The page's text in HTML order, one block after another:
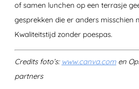
of samen lunchen op een terrasje
gesprekken die er anders misschien
Kwaliteitstijd zonder poespas.
Credits foto’s: www.canva.com en
partners